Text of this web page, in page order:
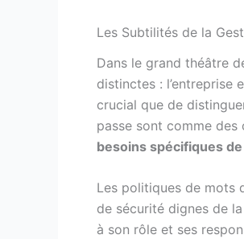
Les Subtilités de la
Dans le grand théâtre
distinctes : l’entreprise
crucial que de
passe sont comme des
besoins spécifiques
Les politiques de mots
de sécurité dignes de
à son rôle et ses